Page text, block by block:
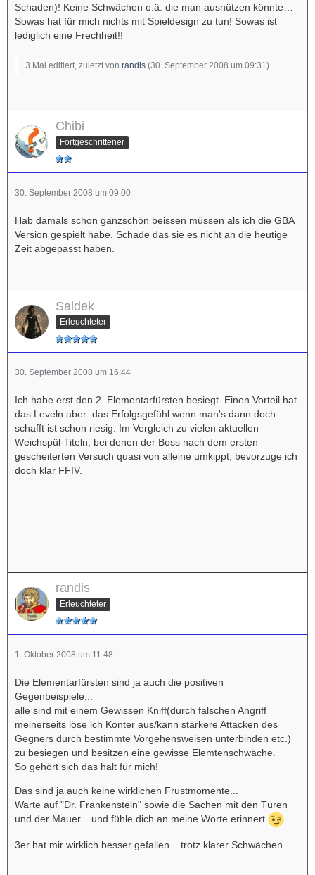
Schaden)! Keine Schwächen o.ä. die man ausnützen könnte…
Sowas hat für mich nichts mit Spieldesign zu tun! Sowas ist
lediglich eine Frechheit!!
3 Mal editiert, zuletzt von randis (30. September 2008 um 09:31 )
Chibi
Fortgeschrittener
30. September 2008 um 09:00
Hab damals schon ganzschön beissen müssen als ich die GBA
Version gespielt habe. Schade das sie es nicht an die heutige
Zeit abgepasst haben.
Saldek
Erleuchteter
30. September 2008 um 16:44
Ich habe erst den 2. Elementarfürsten besiegt. Einen Vorteil hat
das Leveln aber: das Erfolgsgefühl wenn man's dann doch
schafft ist schon riesig. Im Vergleich zu vielen aktuellen
Weichspül-Titeln, bei denen der Boss nach dem ersten
gescheiterten Versuch quasi von alleine umkippt, bevorzuge ich
doch klar FFIV.
randis
Erleuchteter
1. Oktober 2008 um 11:48
Die Elementarfürsten sind ja auch die positiven
Gegenbeispiele...
alle sind mit einem Gewissen Kniff(durch falschen Angriff
meinerseits löse ich Konter aus/kann stärkere Attacken des
Gegners durch bestimmte Vorgehensweisen unterbinden etc.)
zu besiegen und besitzen eine gewisse Elemtenschwäche.
So gehört sich das halt für mich!
Das sind ja auch keine wirklichen Frustmomente...
Warte auf "Dr. Frankenstein" sowie die Sachen mit den Türen
und der Mauer... und fühle dich an meine Worte erinnert
3er hat mir wirklich besser gefallen... trotz klarer Schwächen...